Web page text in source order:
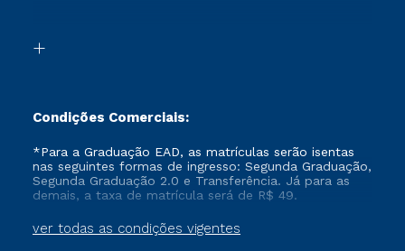
Formação Pedagógica - R2
Condições Comerciais:
ver todas as condições vigentes
*Para a Graduação EAD, as matrículas serão isentas
nas seguintes formas de ingresso: Segunda Graduação,
Segunda Graduação 2.0 e Transferência. Já para as
demais, a taxa de matrícula será de R$ 49.